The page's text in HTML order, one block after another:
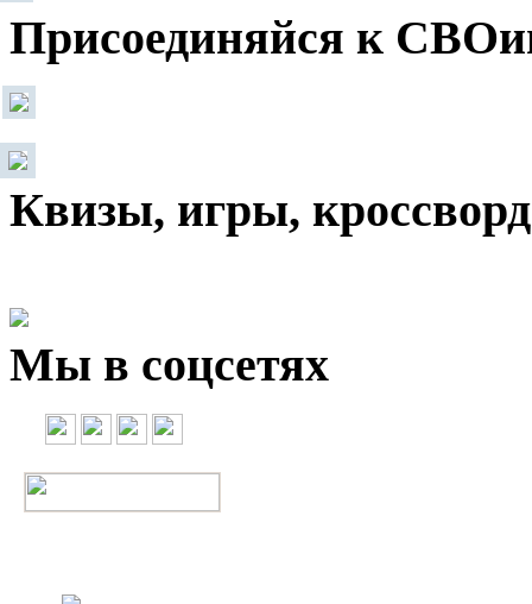
Присоединяйся к
Квизы, игры,
Мы в соцсетях